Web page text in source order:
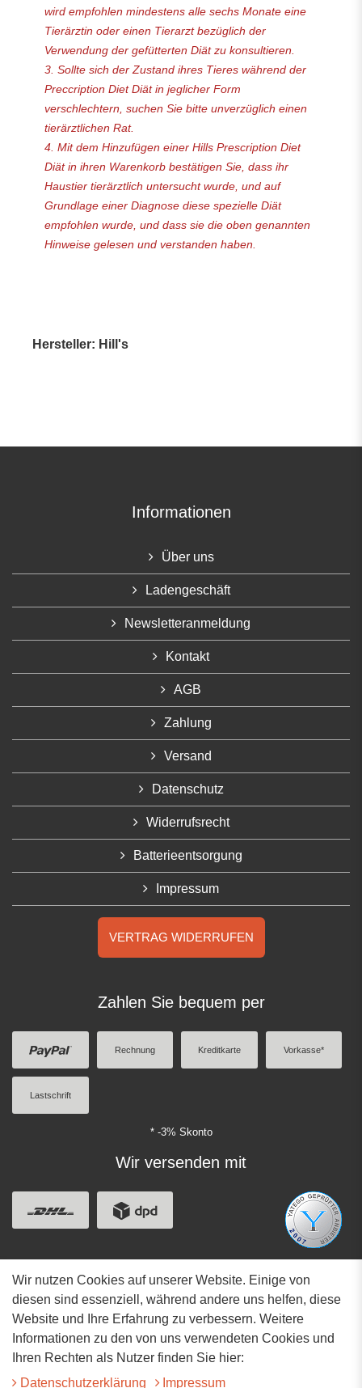
wird empfohlen mindestens alle sechs Monate eine
Tierärztin oder einen Tierarzt bezüglich der
Verwendung der gefütterten Diät zu konsultieren.
3. Sollte sich der Zustand ihres Tieres während der
Preccription Diet Diät in jeglicher Form
verschlechtern, suchen Sie bitte unverzüglich einen
tierärztlichen Rat.
4. Mit dem Hinzufügen einer Hills Prescription Diet
Diät in ihren Warenkorb bestätigen Sie, dass ihr
Haustier tierärztlich untersucht wurde, und auf
Grundlage einer Diagnose diese spezielle Diät
empfohlen wurde, und dass sie die oben genannten
Hinweise gelesen und verstanden haben.
Hersteller: Hill's
Informationen
Über uns
Ladengeschäft
Newsletteranmeldung
Kontakt
AGB
Zahlung
Versand
Datenschutz
Widerrufsrecht
Batterieentsorgung
Impressum
VERTRAG WIDERRUFEN
Zahlen Sie bequem per
Rechnung Kreditkarte Vorkasse*
Lastschrift
* -3% Skonto
Wir versenden mit
Adresse
Hauptstrasse 34
73117 Wangen
07161-9566068
Wir nutzen Cookies auf unserer Website. Einige von
diesen sind essenziell, während andere uns helfen, diese
Website und Ihre Erfahrung zu verbessern. Weitere
Informationen zu den von uns verwendeten Cookies und
Ihren Rechten als Nutzer finden Sie hier:
Daten­schutz­erklärung
Impressum